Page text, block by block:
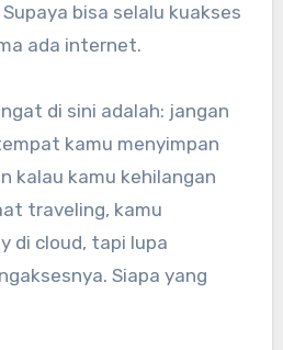
bisa selalu kuakses
ada internet.
di sini adalah: jangan
kamu menyimpan
kalau kamu kehilangan
traveling, kamu
di cloud, tapi lupa
Siapa yang